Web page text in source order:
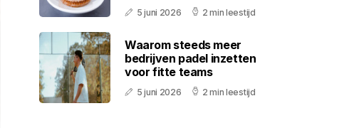
5 juni 2026 2 min leestijd
Waarom steeds meer
bedrijven padel inzetten
voor fitte teams
5 juni 2026 2 min leestijd